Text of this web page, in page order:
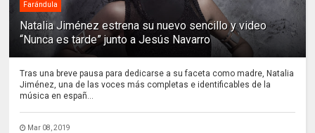
Farándula
Natalia Jiménez estrena su nuevo sencillo y video
“Nunca es tarde” junto a Jesús Navarro
Tras una breve pausa para dedicarse a su faceta como madre, Natalia
Jiménez, una de las voces más completas e identificables de la
música en españ...
Mar 08, 2019